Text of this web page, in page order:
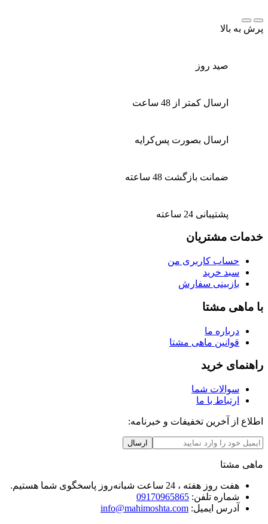
پرش به بالا
صید روز
ارسال کمتر از 48 ساعت
ارسال بصورت پس‌کرایه
ضمانت بازگشت 48 ساعته
پشتیبانی 24 ساعته
خدمات مشتریان
حساب کاربری من
سبد خرید
بازبینی سفارش
با ماهی مشتا
درباره ما
قوانین ماهی مشتا
راهنمای خرید
سوالات شما
ارتباط با ما
اطلاع از آخرین تخفیفات و خبرنامه:
ارسال
ماهی مشتا
هفت روز هفته ، 24 ساعت شبانه‌روز پاسخگوی شما هستیم.
شماره تلفن: 09170965865
آدرس ایمیل: info@mahimoshta.com